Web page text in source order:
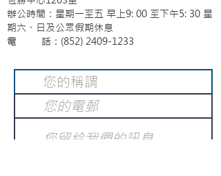
辦公時間：星期一至五 早上9: 00 至下午5: 30 星
期六、日及公眾假期休息
電 話：(852) 2409-1233